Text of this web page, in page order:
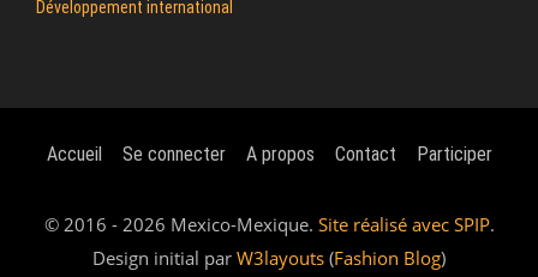
Développement international
Accueil Se connecter A propos Contact Participer
© 2016 - 2026 Mexico-Mexique. Site réalisé avec SPIP.
Design initial par W3layouts (Fashion Blog)